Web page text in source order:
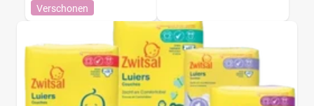
Verschonen